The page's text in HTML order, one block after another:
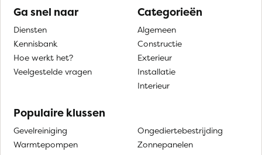
Ga snel naar
Diensten
Kennisbank
Hoe werkt het?
Veelgestelde vragen
Categorieën
Algemeen
Constructie
Exterieur
Installatie
Interieur
Populaire klussen
Gevelreiniging
Warmtepompen
Ongediertebestrijding
Zonnepanelen